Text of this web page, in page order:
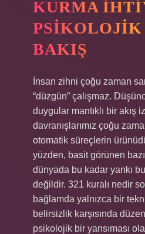
KURMA
BAKIŞ
İnsan zihni çoğu zaman
“düzgün” çalışmaz.
duygular mantıklı bir akış
davranışlarımız çoğu
otomatik süreçlerin
yüzden, basit görünen
dünyada bu kadar yankı
değildir. 321 kuralı nedir
bağlamda yalnızca bir
belirsizlik karşısında
psikolojik bir yansıması